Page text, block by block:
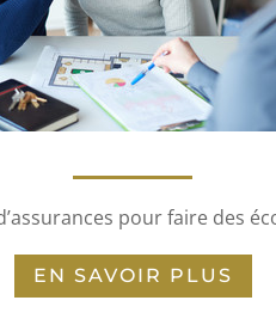
pour faire des
EN SAVOIR PLUS